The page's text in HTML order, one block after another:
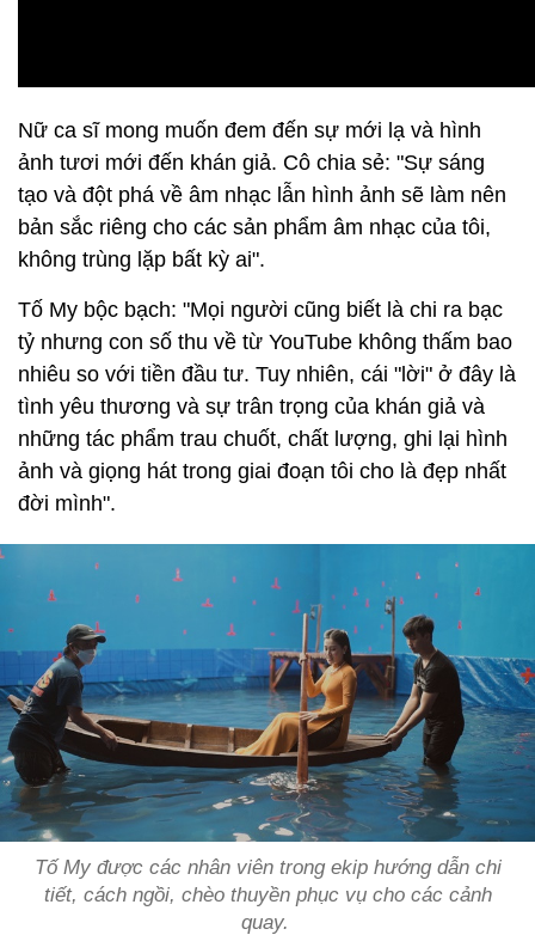
Nữ ca sĩ mong muốn đem đến sự mới lạ và hình
ảnh tươi mới đến khán giả. Cô chia sẻ: "Sự sáng
tạo và đột phá về âm nhạc lẫn hình ảnh sẽ làm nên
bản sắc riêng cho các sản phẩm âm nhạc của tôi,
không trùng lặp bất kỳ ai".
Tố My bộc bạch: "Mọi người cũng biết là chi ra bạc
tỷ nhưng con số thu về từ YouTube không thấm bao
nhiêu so với tiền đầu tư. Tuy nhiên, cái "lời" ở đây là
tình yêu thương và sự trân trọng của khán giả và
những tác phẩm trau chuốt, chất lượng, ghi lại hình
ảnh và giọng hát trong giai đoạn tôi cho là đẹp nhất
đời mình".
Tố My được các nhân viên trong ekip hướng dẫn chi
tiết, cách ngồi, chèo thuyền phục vụ cho các cảnh
quay.